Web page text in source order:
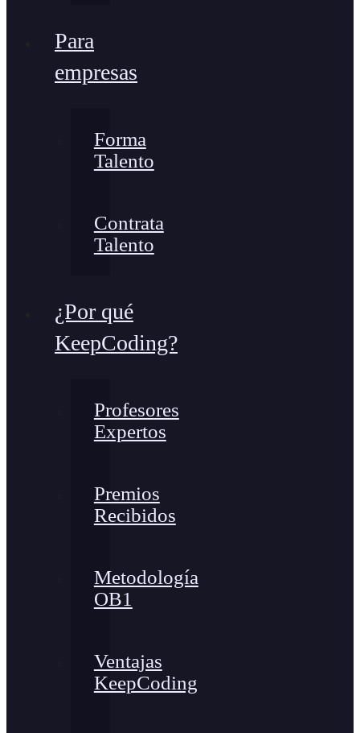
Para
empresas
Forma
Talento
Contrata
Talento
¿Por qué
KeepCoding?
Profesores
Expertos
Premios
Recibidos
Metodología
OB1
Ventajas
KeepCoding